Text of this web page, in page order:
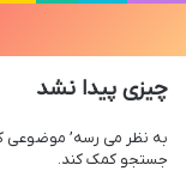
چیزی پیدا نشد
به نظر می رسه’ موضوعی
جستجو کمک کند.